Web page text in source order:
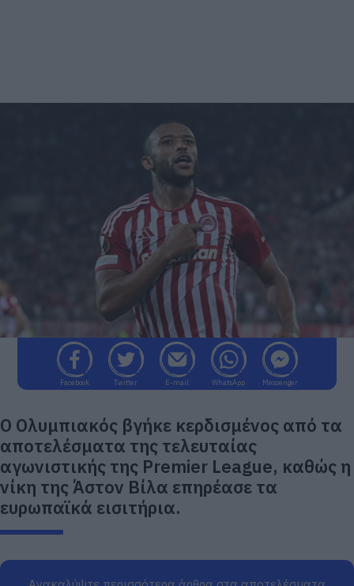
Facebook Twitter E-mail WhatsApp Messenger
Ο Ολυμπιακός βγήκε κερδισμένος από τα
αποτελέσματα της τελευταίας
αγωνιστικής της Premier League, καθώς η
νίκη της Άστον Βίλα επηρέασε τα
ευρωπαϊκά εισιτήρια.